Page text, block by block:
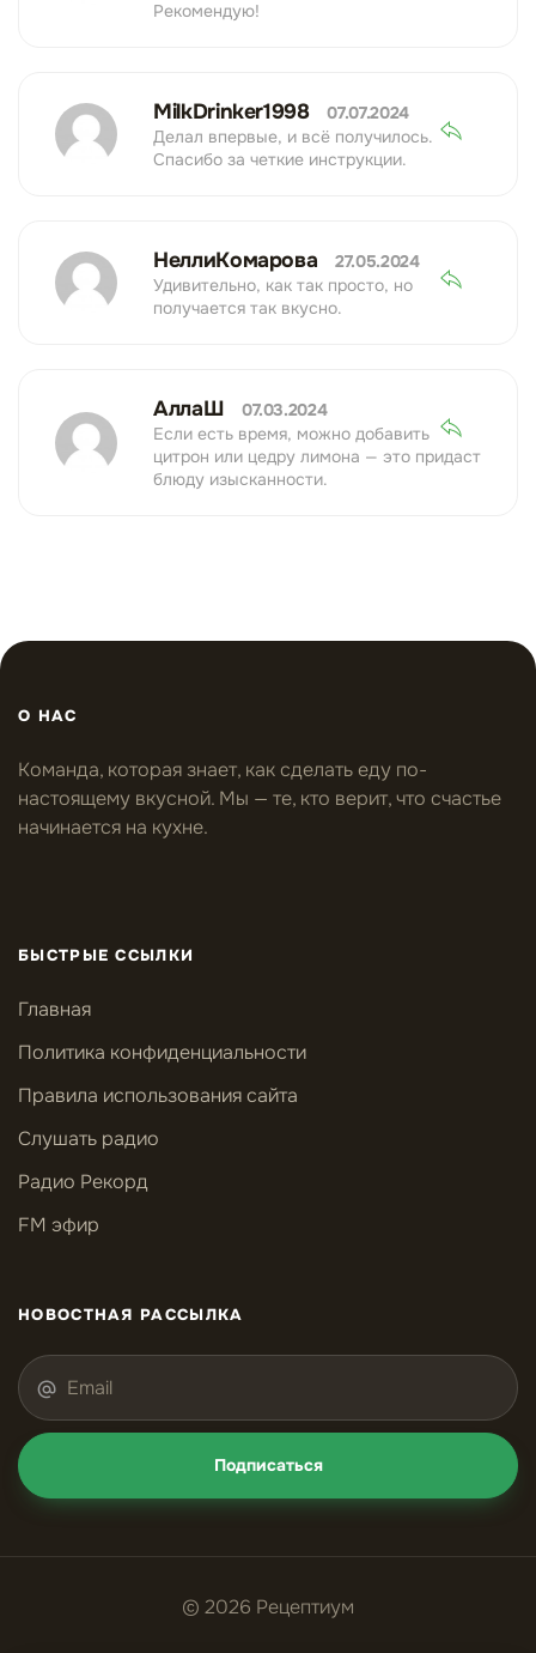
Рекомендую!
MilkDrinker1998
07.07.2024
Делал впервые, и всё получилось.
Спасибо за четкие инструкции.
НеллиКомарова
27.05.2024
Удивительно, как так просто, но
получается так вкусно.
АллаШ
07.03.2024
Если есть время, можно добавить
цитрон или цедру лимона — это придаст
блюду изысканности.
О НАС
Команда, которая знает, как сделать еду по-
настоящему вкусной. Мы — те, кто верит, что счастье
начинается на кухне.
БЫСТРЫЕ ССЫЛКИ
Главная
Политика конфиденциальности
Правила использования сайта
Слушать радио
Радио Рекорд
FM эфир
НОВОСТНАЯ РАССЫЛКА
Подписаться
© 2026 Рецептиум